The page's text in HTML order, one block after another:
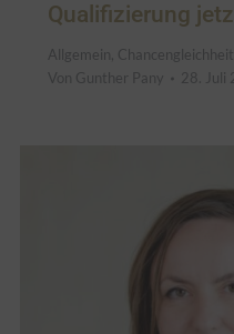
Qualifizierung
Allgemein Chancengleichheit
Von Gunther Pany 28. Juli